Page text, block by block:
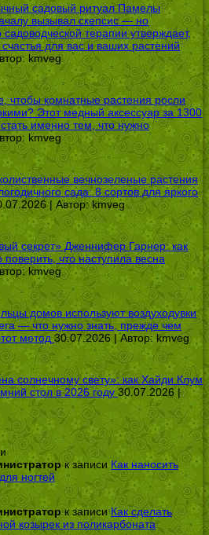
садовый ритуал Памелы
вызывал скепсис — но
терапии утверждает,
счастья для вас и ваших растений
kmveg
чтобы комнатные растения росли
Этот медный аксессуар за 1300
именно тем, что нужно
kmveg
вечнозеленые растения
сада: 8 сортов для яркого
| Автор:kmveg
секрет» Дженнифер Гарнер: как
поверить, что наступила весна
kmveg
домов используют воздуходувки
— что нужно знать, прежде чем
метод 30.07.2026 | Автор:kmveg
солнечному свету»: как Хайди Клум
стол в 2026 году 30.07.2026 |
к записи Как наносить
ногтей
к записиКак сделать
козырек из поликарбоната